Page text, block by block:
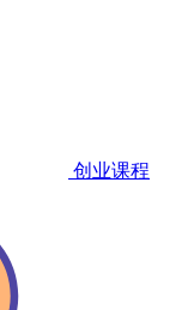
创业课程